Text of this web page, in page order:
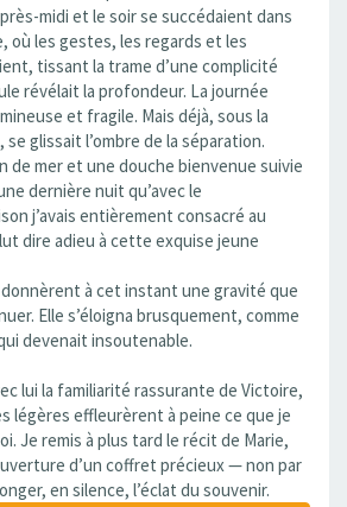
midi et le soir se succédaient dans
où les gestes, les regards et les
tissant la trame d’une complicité
révélait la profondeur. La journée
et fragile. Mais déjà, sous la
glissait l’ombre de la séparation.
de mer et une douche bienvenue suivie
dernière nuit qu’avec le
j’avais entièrement consacré au
dire adieu à cette exquise jeune
donnèrent à cet instant une gravité que
Elle s’éloigna brusquement, comme
devenait insoutenable.
lui la familiarité rassurante de Victoire,
légères effleurèrent à peine ce que je
Je remis à plus tard le récit de Marie,
d’un coffret précieux — non par
en silence, l’éclat du souvenir.